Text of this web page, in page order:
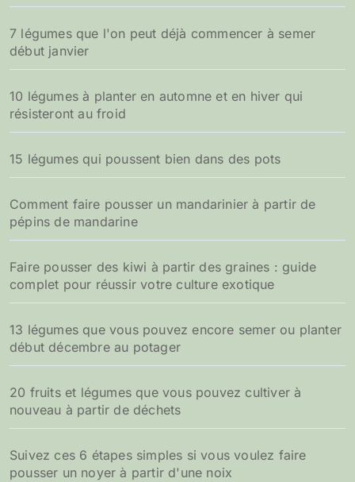
7 légumes que l'on peut déjà commencer à semer
début janvier
10 légumes à planter en automne et en hiver qui
résisteront au froid
15 légumes qui poussent bien dans des pots
Comment faire pousser un mandarinier à partir de
pépins de mandarine
Faire pousser des kiwi à partir des graines : guide
complet pour réussir votre culture exotique
13 légumes que vous pouvez encore semer ou planter
début décembre au potager
20 fruits et légumes que vous pouvez cultiver à
nouveau à partir de déchets
Suivez ces 6 étapes simples si vous voulez faire
pousser un noyer à partir d'une noix